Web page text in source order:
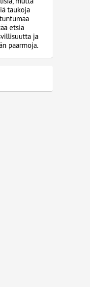
taukoja
etsiä
ja
paarmoja.